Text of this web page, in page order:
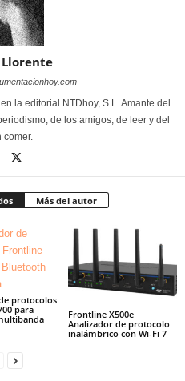
la editorial NTDhoy, S.L. Amante del
de los amigos, de leer y del
comer.
Más del autor
protocolos
para
Frontline X500e
Analizador de protocolo
inalámbrico con Wi-Fi 7